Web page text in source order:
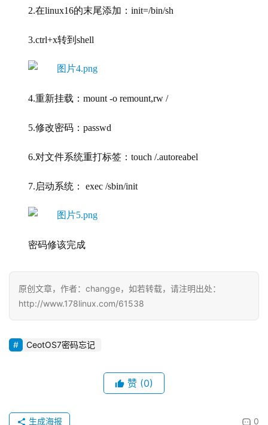
2.在linux16的末尾添加：init=/bin/sh
3.ctrl+x转到shell
4.重新挂载：mount -o remount,rw /
5.修改密码：passwd
6.对文件系统重打标签：touch /.autoreabel
7.启动系统： exec /sbin/init
密码修该完成
原创文章，作者：changge，如若转载，请注明出处：
http://www.178linux.com/61538
CeotOS7密码忘记
赞 (0)
0
生成海报